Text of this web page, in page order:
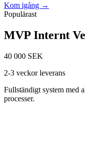
Kom igång →
Populärast
MVP Internt
40 000 SEK
2-3 veckor leverans
Fullständigt system med
processer.